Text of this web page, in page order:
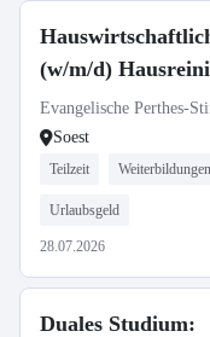
(w/m/d)
Evangelische Perthes-
Soest
Teilzeit Weiterbildungen
Urlaubsgeld
28.07.2026
Duales Studium: